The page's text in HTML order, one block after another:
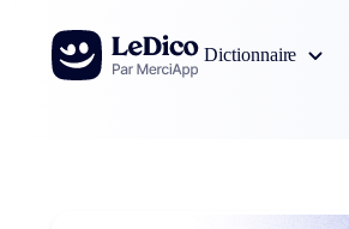
Aller au contenu
Dictionnaire